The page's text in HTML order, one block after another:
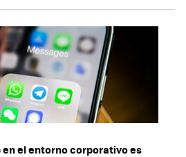
en el entorno corporativo es